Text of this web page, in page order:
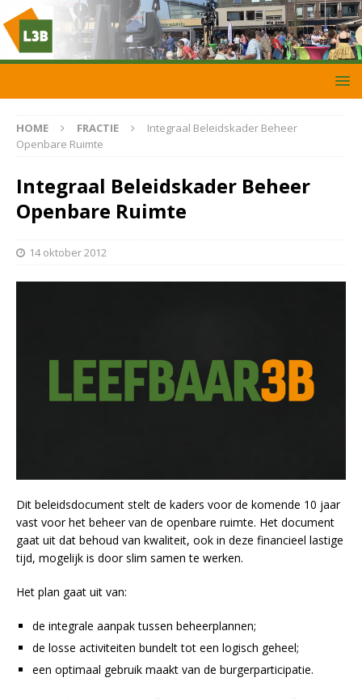
HOME FRACTIE
Integraal Beleidskader Beheer
Openbare Ruimte
Integraal Beleidskader Beheer
Openbare Ruimte
14 oktober 2012
Dit beleidsdocument stelt de kaders voor de komende 10 jaar
vast voor het beheer van de openbare ruimte. Het document
gaat uit dat behoud van kwaliteit, ook in deze financieel lastige
tijd, mogelijk is door slim samen te werken.
Het plan gaat uit van:
de integrale aanpak tussen beheerplannen;
de losse activiteiten bundelt tot een logisch geheel;
een optimaal gebruik maakt van de burgerparticipatie.